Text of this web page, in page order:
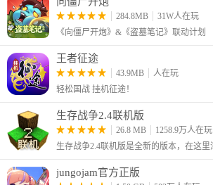
284.8MB
31W人在玩
《向僵尸开炮》&《盗墓笔记》联动计划
王者征途
43.9MB
人在玩
轻松国战 挂机征途！
生存战争2.4联机版
26.8 MB
1258.9万人在玩
jungojam官方正版